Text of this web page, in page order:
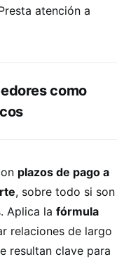
atención a
como
plazos de pago a
, sobre todo si son
Aplica la fórmula
relaciones de largo
resultan clave para